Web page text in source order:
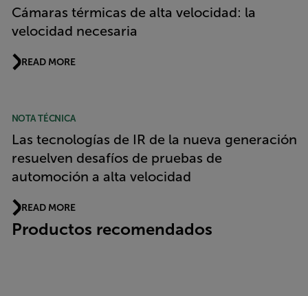
Cámaras térmicas de alta velocidad: la
velocidad necesaria
READ MORE
NOTA TÉCNICA
Las tecnologías de IR de la nueva generación
resuelven desafíos de pruebas de
automoción a alta velocidad
READ MORE
Productos recomendados